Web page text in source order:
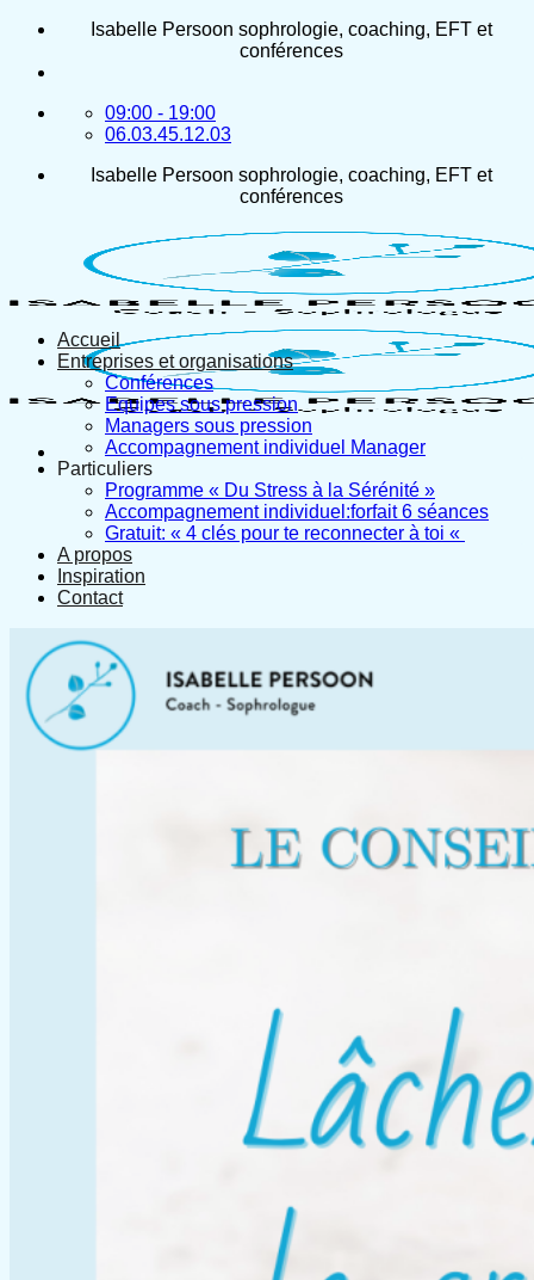
Passer
contenu
Isabelle Persoon sophrologie, coaching, EFT et
conférences
09:00 - 19:00
06.03.45.12.03
Isabelle Persoon sophrologie, coaching, EFT et
conférences
Accueil
Entreprises et organisations
Conférences
Equipes sous pression
Managers sous pression
Accompagnement individuel Manager
Particuliers
Programme « Du Stress à la Sérénité »
Accompagnement individuel:forfait 6 séances
Gratuit: « 4 clés pour te reconnecter à toi «
A propos
Inspiration
Contact